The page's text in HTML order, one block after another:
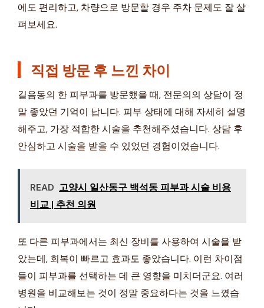
에도 편리하고, 차량으로 방문할 경우 주차 문제도 잘 살
펴보세요.
직접 방문 후 느낀 차이
길음동의 한 피부과를 방문했을 때, 전문의의 상담이 정
말 좋았던 기억이 납니다. 피부 상태에 대해 자세히 설명
해주고, 가장 적합한 시술을 추천해주셨습니다. 상담 후
안심하고 시술을 받을 수 있었던 경험이었습니다.
READ 고양시 일산동구 백석동 피부과 시술 비용
비교 | 추천 의원
또 다른 피부과에서는 최신 장비를 사용하여 시술을 받
았는데, 회복이 빠르고 효과도 좋았습니다. 이런 차이점
들이 피부과를 선택하는 데 큰 영향을 미치더군요. 여러
병원을 비교해보는 것이 정말 중요하다는 것을 느꼈습